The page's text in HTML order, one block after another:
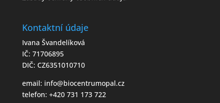
Kontaktní údaje
Ivana Švandelíková
IČ: 71706895
DIČ: CZ6351010710
email: info@biocentrumopal.cz
telefon: +420 731 173 722